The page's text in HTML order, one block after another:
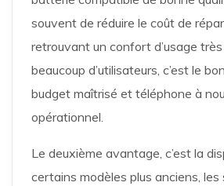
souvent de réduire le coût de
retrouvant un confort d’usage
beaucoup d’utilisateurs, c’est le
budget maîtrisé et téléphone à
opérationnel.
Le deuxième avantage, c’est la
certains modèles plus anciens, les